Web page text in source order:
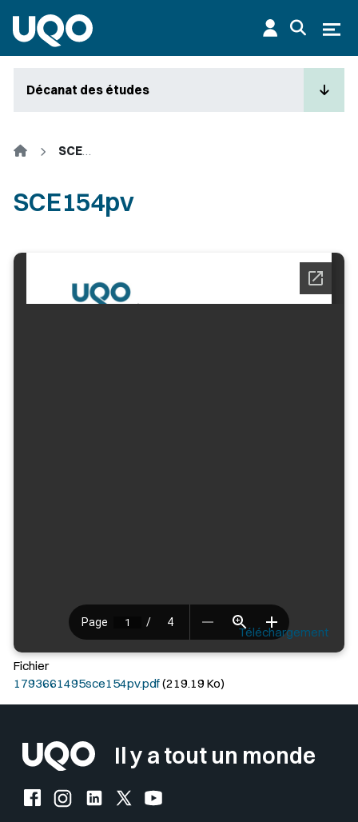
Décanat des études
Accueil SCE154pv
SCE154pv
Téléchargement
Fichier
1793661495sce154pv.pdf(219.19 Ko)
Il y a tout un monde
Facebook de l'UQO
Instagram de l'UQO
LinkedIn de l'UQO
X (Twitter) de l'UQO
YouTube de l'UQO